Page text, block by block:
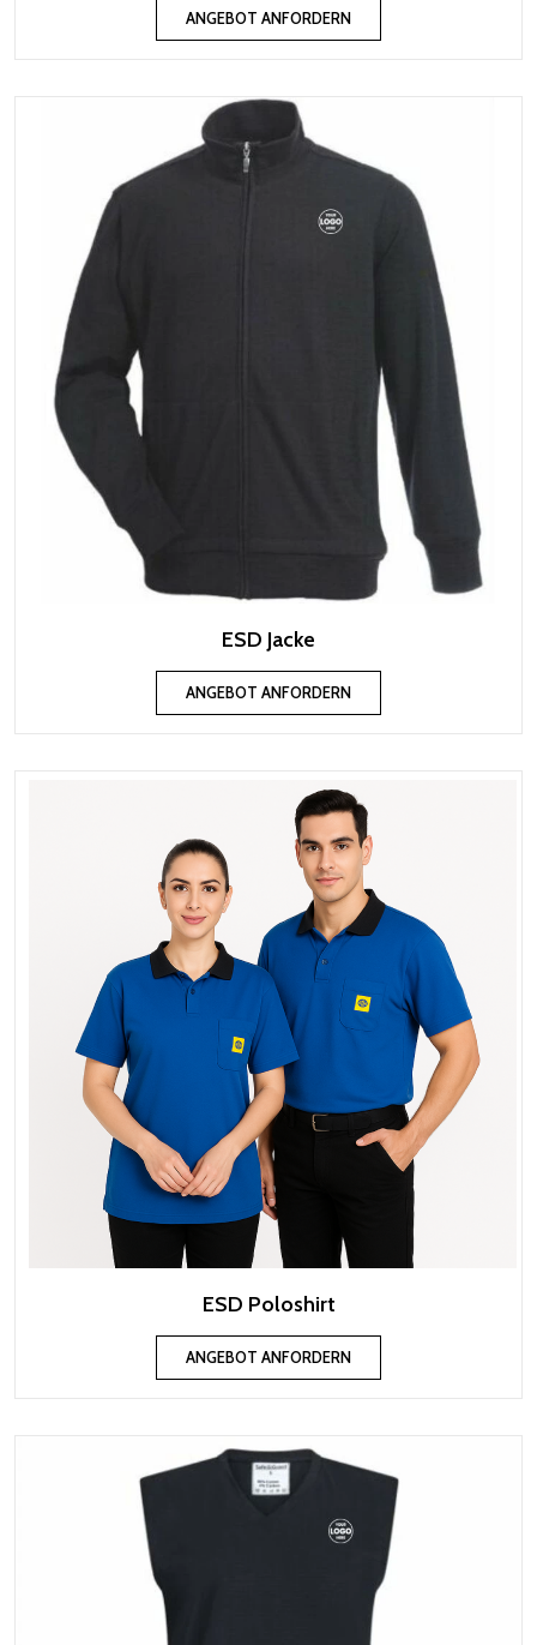
ANGEBOT ANFORDERN
ESD Jacke
ANGEBOT ANFORDERN
ESD Poloshirt
ANGEBOT ANFORDERN